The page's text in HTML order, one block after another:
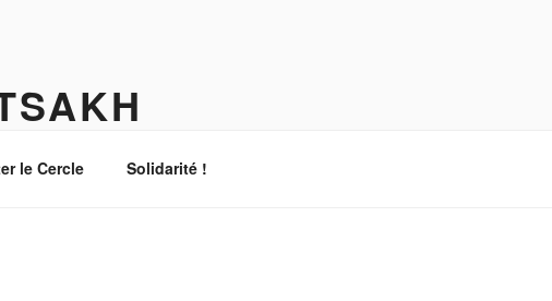
le Cercle Solidarité !